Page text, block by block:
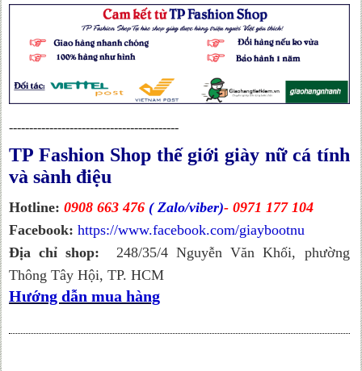
------------------------------------------
TP Fashion Shop thế giới giày nữ cá tính
và sành điệu
Hotline: 0908 663 476 ( Zalo/viber)- 0971 177 104
Facebook: https://www.facebook.com/giaybootnu
Địa chỉ shop: 248/35/4 Nguyễn Văn Khối, phường
Thông Tây Hội, TP. HCM
Hướng dẫn mua hàng